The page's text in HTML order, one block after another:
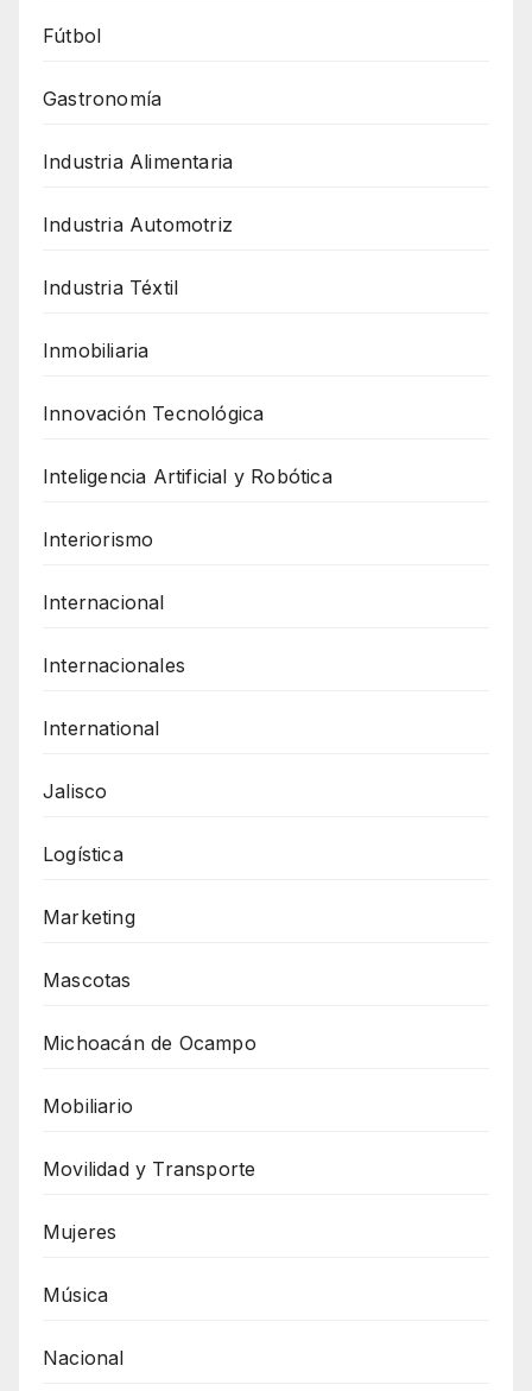
Fútbol
Gastronomía
Industria Alimentaria
Industria Automotriz
Industria Téxtil
Inmobiliaria
Innovación Tecnológica
Inteligencia Artificial y Robótica
Interiorismo
Internacional
Internacionales
International
Jalisco
Logística
Marketing
Mascotas
Michoacán de Ocampo
Mobiliario
Movilidad y Transporte
Mujeres
Música
Nacional